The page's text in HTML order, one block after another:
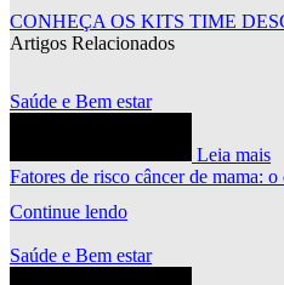
CONHEÇA OS KITS TIME
Artigos Relacionados
Saúde e Bem estar
Leia mais
Fatores de risco câncer de mama:
Continue lendo
Saúde e Bem estar